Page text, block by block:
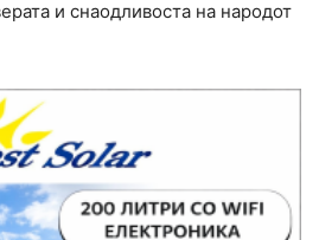
и снаодливоста на народот